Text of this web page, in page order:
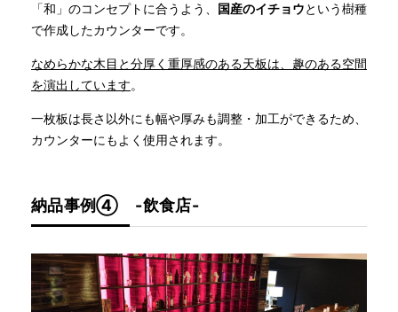
「和」のコンセプトに合うよう、
国産のイチョウという樹種
で作成したカウンターです。
なめらかな木目と分厚く重厚感のある天板は、趣のある空間
を演出しています。
一枚板は長さ以外にも幅や厚みも調整・加工ができるため、
カウンターにもよく使用されます。
納品事例④ -飲食店-